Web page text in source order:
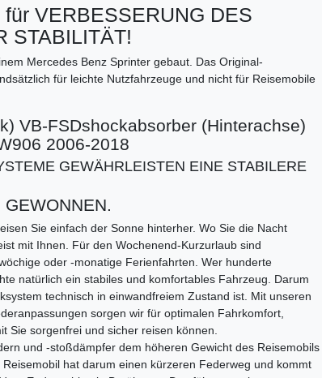
VERBESSERUNG DES
STABILITÄT!
Mercedes Benz Sprinter gebaut. Das Original-
für leichte Nutzfahrzeuge und nicht für Reisemobile
VB-FSDshockabsorber (Hinterachse)
2006-2018
GEWÄHRLEISTEN EINE STABILERE
Sie einfach der Sonne hinterher. Wo Sie die Nacht
mit Ihnen. Für den Wochenend-Kurzurlaub sind
oder -monatige Ferienfahrten. Wer hunderte
natürlich ein stabiles und komfortables Fahrzeug. Darum
technisch in einwandfreiem Zustand ist. Mit unseren
sorgen wir für optimalen Fahrkomfort,
Sie sorgenfrei und sicher reisen können.
und -stoßdämpfer dem höheren Gewicht des Reisemobils
hat darum einen kürzeren Federweg und kommt